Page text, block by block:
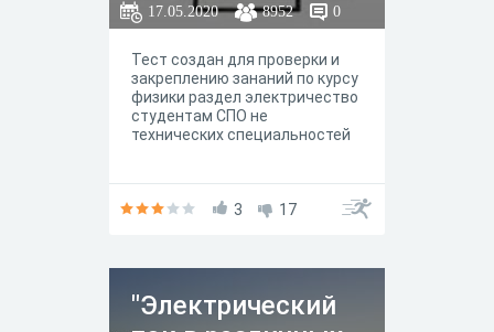
17.05.2020 8952 0
Тест создан для проверки и
закреплению зананий по курсу
физики раздел электричество
студентам СПО не
технических специальностей
3 17
"Электрический